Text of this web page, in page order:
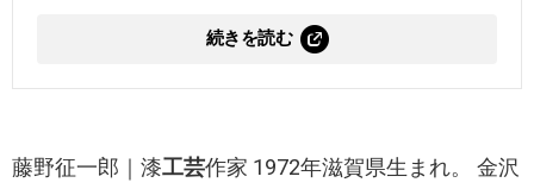
続きを読む
藤野征一郎｜漆工芸作家 1972年滋賀県生まれ。 金沢